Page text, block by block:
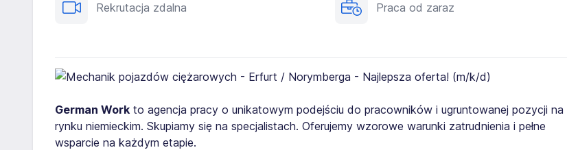
Rekrutacja zdalna Praca od zaraz
German Work to agencja pracy o unikatowym podejściu do pracowników i ugruntowanej pozycji na
rynku niemieckim. Skupiamy się na specjalistach. Oferujemy wzorowe warunki zatrudnienia i pełne
wsparcie na każdym etapie.